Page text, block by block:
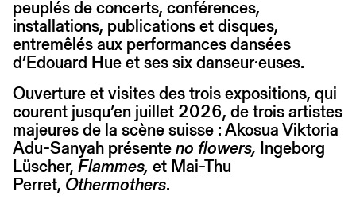
peuplés de concerts, conférences,
installations, publications et disques,
entremêlés aux performances dansées
d’Edouard Hue et ses six danseur·euses.
Ouverture et visites des trois expositions, qui
courent jusqu’en juillet 2026, de trois artistes
majeures de la scène suisse : Akosua Viktoria
Adu-Sanyah présenteno flowers, Ingeborg
Lüscher, Flammes, et Mai-Thu
Perret, Othermothers.